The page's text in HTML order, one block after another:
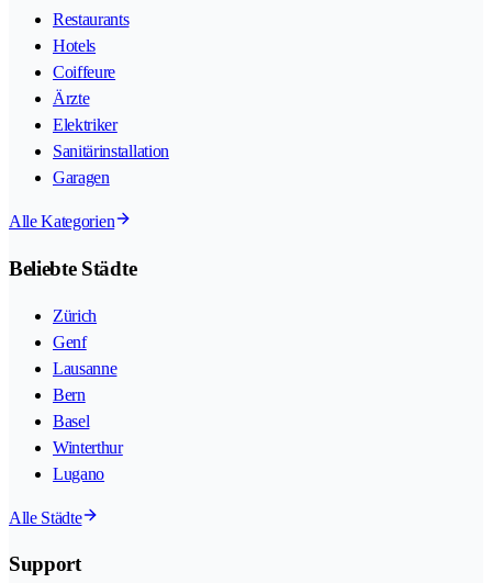
Restaurants
Hotels
Coiffeure
Ärzte
Elektriker
Sanitärinstallation
Garagen
Alle Kategorien
Beliebte Städte
Zürich
Genf
Lausanne
Bern
Basel
Winterthur
Lugano
Alle Städte
Support